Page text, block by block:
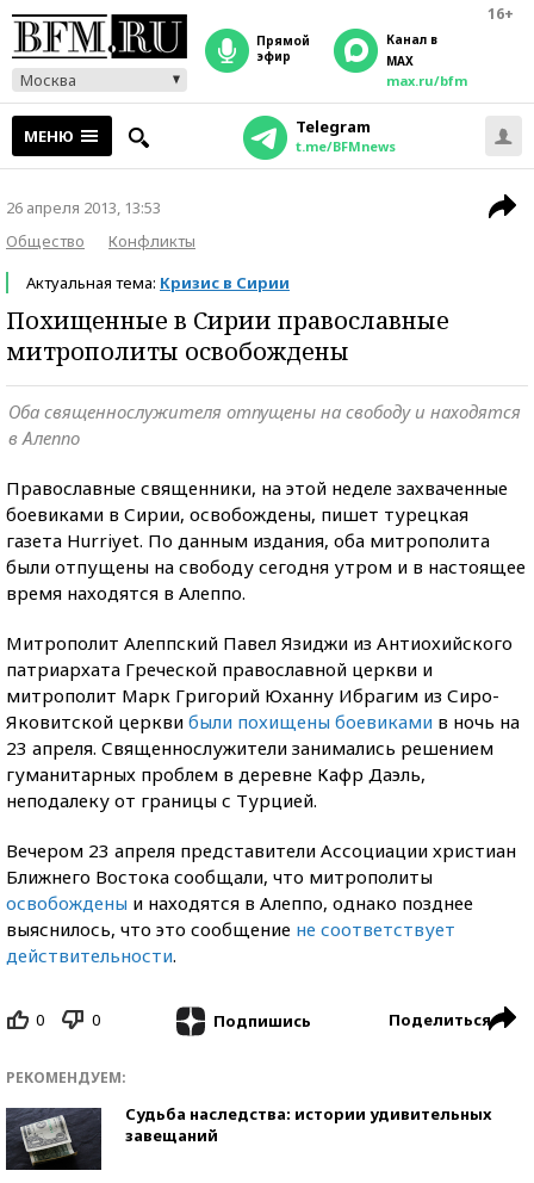
16+
Москва
прямой
эфир
Канал в
MAX
max.ru/bfm
МЕНЮ Telegram
t.me/BFMnews
26 апреля 2013, 13:53
Общество
Конфликты
Актуальная тема: Кризис в Сирии
Похищенные в Сирии православные
митрополиты освобождены
Оба священнослужителя отпущены на свободу и находятся
в Алеппо
Православные священники, на этой неделе захваченные
боевиками в Сирии, освобождены, пишет турецкая
газета Hurriyet. По данным издания, оба митрополита
были отпущены на свободу сегодня утром и в настоящее
время находятся в Алеппо.
Митрополит Алеппский Павел Язиджи из Антиохийского
патриархата Греческой православной церкви и
митрополит Марк Григорий Юханну Ибрагим из Сиро-
Яковитской церкви были похищены боевиками в ночь на
23 апреля. Священнослужители занимались решением
гуманитарных проблем в деревне Кафр Даэль,
неподалеку от границы с Турцией.
Вечером 23 апреля представители Ассоциации христиан
Ближнего Востока сообщали, что митрополиты
освобождены и находятся в Алеппо, однако позднее
выяснилось, что это сообщение не соответствует
действительности.
0 0 Подпишись Поделиться
РЕКОМЕНДУЕМ:
Судьба наследства: истории удивительных
завещаний